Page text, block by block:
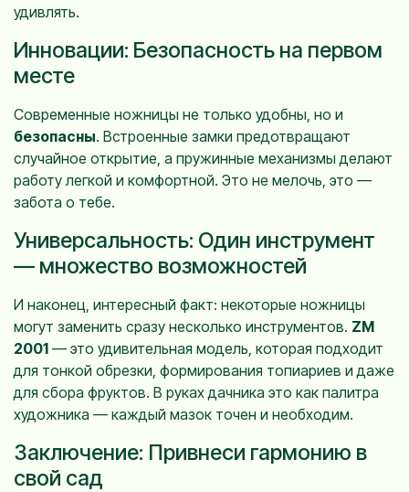
удивлять.
Инновации: Безопасность на первом
месте
Современные ножницы не только удобны, но и
безопасны. Встроенные замки предотвращают
случайное открытие, а пружинные механизмы делают
работу легкой и комфортной. Это не мелочь, это —
забота о тебе.
Универсальность: Один инструмент
— множество возможностей
И наконец, интересный факт: некоторые ножницы
могут заменить сразу несколько инструментов. ZM
2001 — это удивительная модель, которая подходит
для тонкой обрезки, формирования топиариев и даже
для сбора фруктов. В руках дачника это как палитра
художника — каждый мазок точен и необходим.
Заключение: Привнеси гармонию в
свой сад